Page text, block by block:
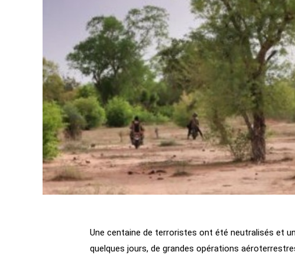
Une centaine de terroristes ont été neutralisés et
quelques jours, de grandes opérations